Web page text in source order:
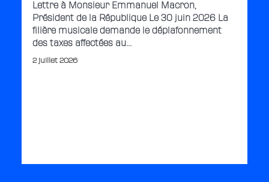
Lettre à Monsieur Emmanuel Macron,
Président de la République Le 30 juin 2026 La
filière musicale demande le déplafonnement
des taxes affectées au…
2 juillet 2026